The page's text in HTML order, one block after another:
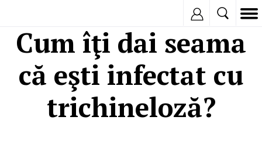
Cum îţi dai seama
că eşti infectat cu
trichineloză?